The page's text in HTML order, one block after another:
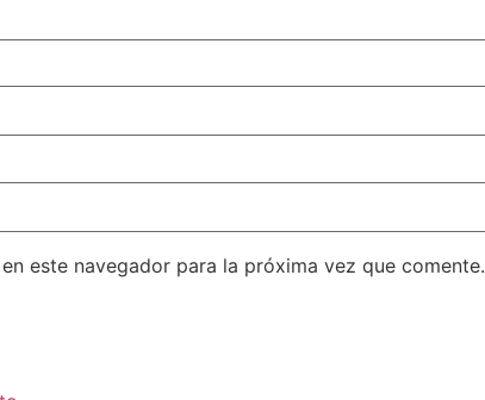
este navegador para la próxima vez que comente.